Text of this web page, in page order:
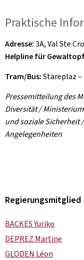
Praktische
Adresse:3A, Val Ste
Helpline für
Tram/Bus:Stäreplaz
Pressemitteilung des
Diversität /
und soziale
Angelegenheiten
Regierungsmitglied
BACKES Yuriko
DEPREZ Martine
GLODEN Léon